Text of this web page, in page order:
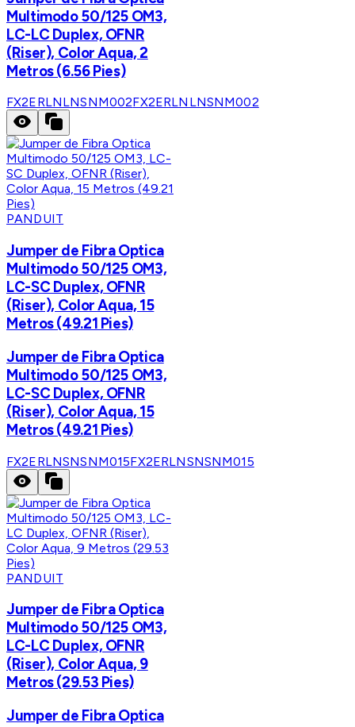
Multimodo 50/125 OM3,
LC-LC Duplex, OFNR
(Riser), Color Aqua, 2
Metros (6.56 Pies)
FX2ERLNLNSNM002FX2ERLNLNSNM002
PANDUIT
Jumper de Fibra Optica
Multimodo 50/125 OM3,
LC-SC Duplex, OFNR
(Riser), Color Aqua, 15
Metros (49.21 Pies)
Jumper de Fibra Optica
Multimodo 50/125 OM3,
LC-SC Duplex, OFNR
(Riser), Color Aqua, 15
Metros (49.21 Pies)
FX2ERLNSNSNM015FX2ERLNSNSNM015
PANDUIT
Jumper de Fibra Optica
Multimodo 50/125 OM3,
LC-LC Duplex, OFNR
(Riser), Color Aqua, 9
Metros (29.53 Pies)
Jumper de Fibra Optica